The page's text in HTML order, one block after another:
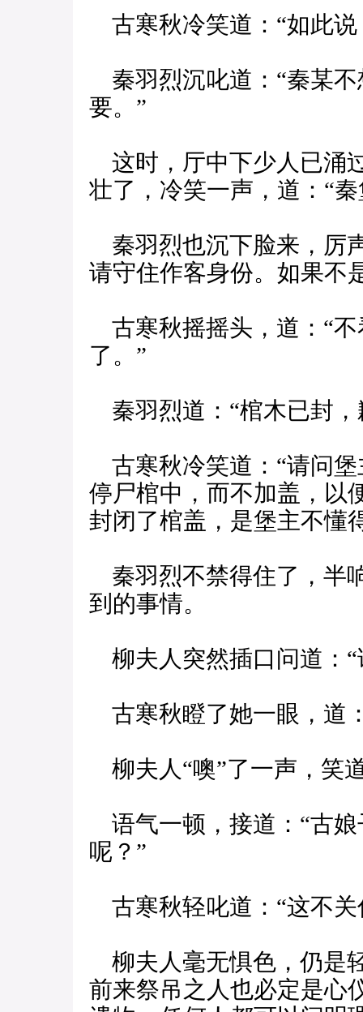
古寒秋冷笑道：“如此说
秦羽烈沉叱道：“秦某
要。”
这时，厅中下少人已涌
壮了，冷笑一声，道：“
秦羽烈也沉下脸来，厉
请守住作客身份。如果不
古寒秋摇摇头，道：“
了。”
秦羽烈道：“棺木已封，
古寒秋冷笑道：“请问
停尸棺中，而不加盖，以
封闭了棺盖，是堡主不懂
秦羽烈不禁得住了，半
到的事情。
柳夫人突然插口问道：“
古寒秋瞪了她一眼，道
柳夫人“噢”了一声，笑
语气一顿，接道：“古
呢？”
古寒秋轻叱道：“这不关
柳夫人毫无惧色，仍是
前来祭吊之人也必定是心